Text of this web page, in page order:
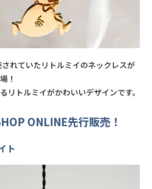
れていたリトルミイのネックレスが
！
リトルミイがかわいいデザインです。
ONLINE先行販売！
ト